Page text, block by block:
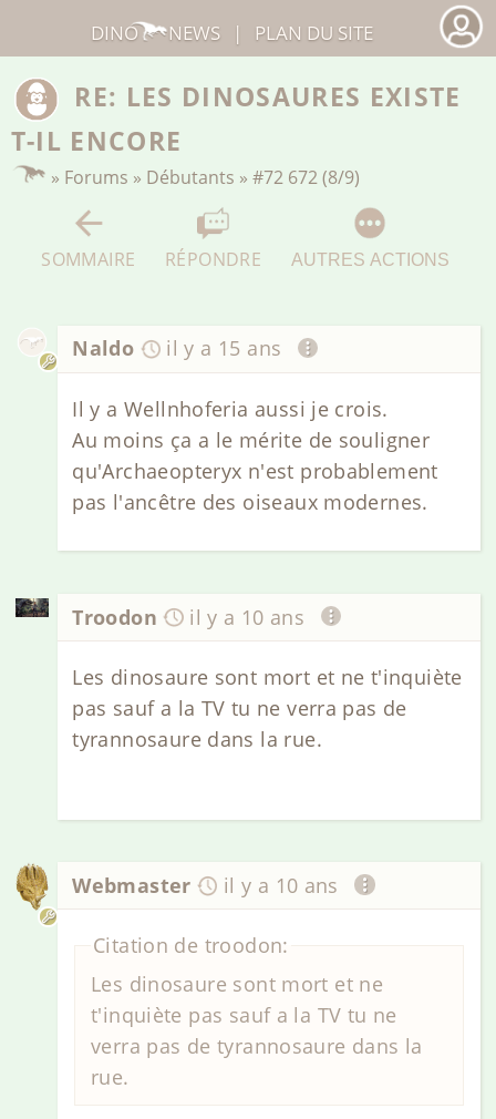
RE: LES DINOSAURES EXISTE
T-IL ENCORE
» Forums » Débutants »#72 672 (8/9)
SOMMAIRE RÉPONDRE AUTRES ACTIONS
Naldo il y a 15 ans
Il y a Wellnhoferia aussi je crois.
Au moins ça a le mérite de souligner
qu'Archaeopteryx n'est probablement
pas l'ancêtre des oiseaux modernes.
Troodon il y a 10 ans
Les dinosaure sont mort et ne t'inquiète
pas sauf a la TV tu ne verra pas de
tyrannosaure dans la rue.
Webmaster il y a 10 ans
Citation de troodon:
Les dinosaure sont mort et ne
t'inquiète pas sauf a la TV tu ne
verra pas de tyrannosaure dans la
rue.
DINO NEWS | PLAN DU SITE